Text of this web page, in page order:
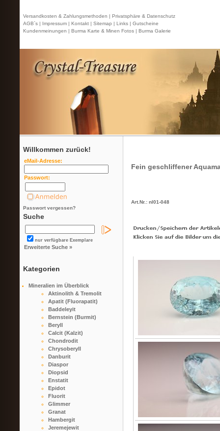
Versandkosten & Zahlungsmethoden | Privatsphäre & Datenschutz
AGB`s | Impressum | Kontakt | Sitemap | Links | Gutscheine
Kundenmeinungen | Burma Karte & Minen Fotos | Burma Galerie
Willkommen zurück!
eMail-Adresse:
Passwort:
Passwort vergessen?
Suche
nur verfügbare Exemplare
Erweiterte Suche »
Kategorien
Mineralien im Überblick
Aktinolith & Tremolit
Apatit (Fluorapatit)
Baddeleyit
Bernstein (Burmit)
Beryll
Calcit (Kalzit)
Chondrodit
Chrysoberyll
Danburit
Diaspor
Diopsid
Enstatit
Epidot
Fluorit
Glimmer
Granat
Hambergit
Jeremejewit
Fein geschliffener
Art.Nr.: nl01-048